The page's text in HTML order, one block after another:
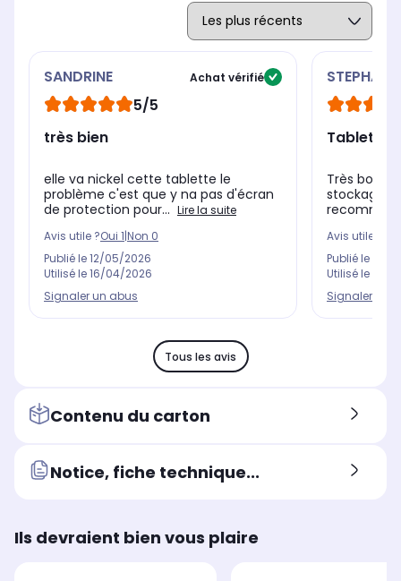
SANDRINE Achat vérifié
5/5
très bien
elle va nickel cette tablette le
problème c'est que y na pas d'écran
de protection pour... Lire la suite
Avis utile ?Oui 1 Non 0
Publié le12/05/2026
Utilisé le16/04/2026
Signaler un abus
STEPHANE
Tablette
Très bon
stockage
Avis utile ?
Publié le
Utilisé le
Signaler un
Tous les avis
Contenu du carton
Notice, fiche technique...
Ils devraient bien vous plaire